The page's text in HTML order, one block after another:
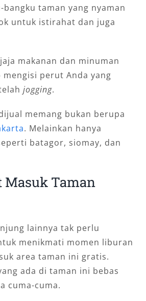
bangku taman yang nyaman
untuk istirahat dan juga
makanan dan minuman
mengisi perut Anda yang
jogging.
memang bukan berupa
. Melainkan hanya
batagor, siomay, dan
Masuk Taman
lainnya tak perlu
menikmati momen liburan
area taman ini gratis.
ada di taman ini bebas
cuma-cuma.